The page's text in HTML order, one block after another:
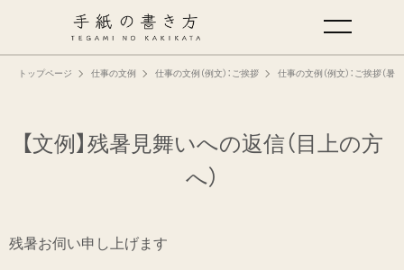
トップページ 仕事の文例 仕事の文例（例文）：ご挨拶 仕事の文例（例文）：ご挨拶（暑
【文例】残暑見舞いへの返信（目上の方
へ）
残暑お伺い申し上げます
手紙の基本
仕事の手紙の書き方
仕事の文例